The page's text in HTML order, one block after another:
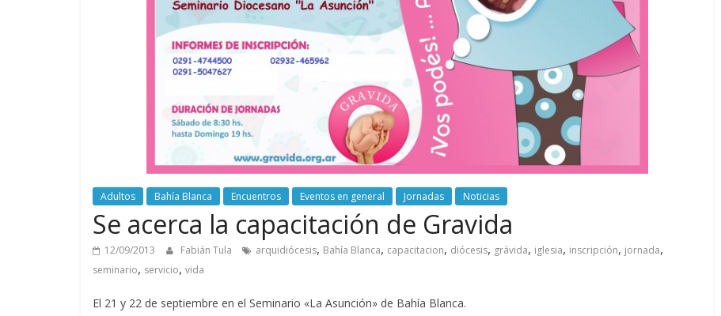
Adultos Bahía Blanca Encuentros Eventos en general Jornadas Noticias
Se acerca la capacitación de Gravida
12/09/2013 Fabián Tula arquidiócesis, Bahía Blanca, capacitacion, diócesis, grávida, iglesia, inscripción, jornada,
seminario, servicio, vida
El 21 y 22 de septiembre en el Seminario «La Asunción» de Bahía Blanca.